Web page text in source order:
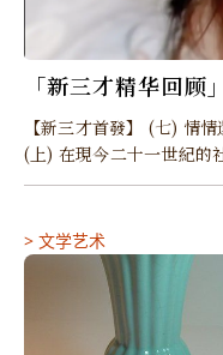
「新三才精华回
十五、還淚絳珠林
(圖）
【新三才首發】 (七) 情
(上) 在現今二十一世紀的
> 文学艺术